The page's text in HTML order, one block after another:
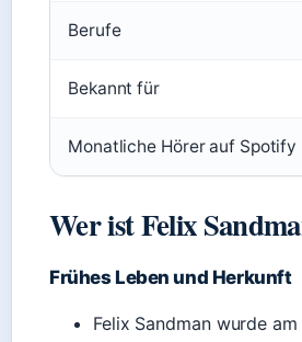
Berufe
Bekannt für
Monatliche Hörer auf Spotify
Wer ist Felix
Frühes Leben und Herkunft
Felix Sandman wurde